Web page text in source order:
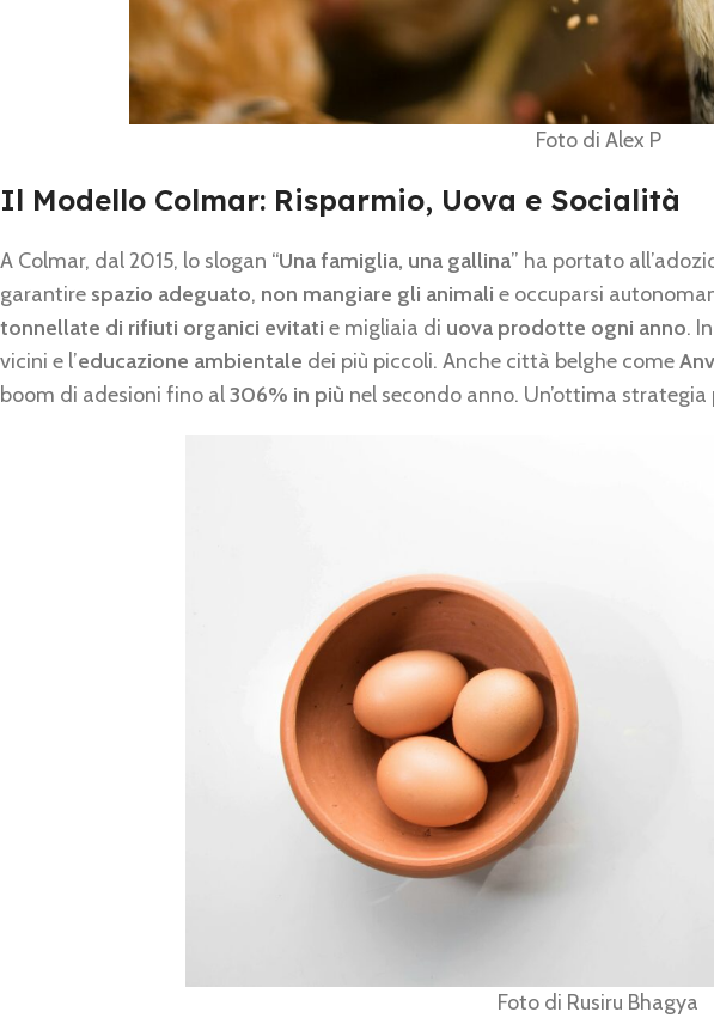
Foto di Alex P
Il Modello Colmar: Risparmio, Uova e Socialità
A Colmar, dal 2015, lo slogan “Una famiglia, una gallina” ha portato
garantire spazio adeguato, non mangiare gli animali e occuparsi
tonnellate di rifiuti organici evitati e migliaia di uova prodotte ogni anno.
vicini e l’educazione ambientale dei più piccoli. Anche città belghe come
boom di adesioni fino al306% in più nel secondo anno. Un’ottima
Foto di Rusiru Bhagya